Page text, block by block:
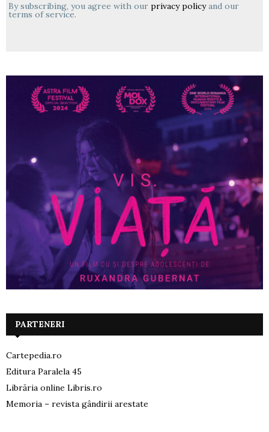
By subscribing, you agree with our privacy policyand our
terms of service.
PARTENERI
Cartepedia.ro
Editura Paralela 45
Librăria online Libris.ro
Memoria – revista gândirii arestate